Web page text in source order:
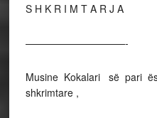
S H K R I M T A R J A
——————————-
Musine Kokalari së pari
shkrimtare ,